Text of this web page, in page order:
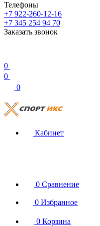
Телефоны
+7 922-260-12-16
+7 345 254 94 70
Заказать звонок
0
0
0
Кабинет
0 Сравнение
0 Избранное
0 Корзина